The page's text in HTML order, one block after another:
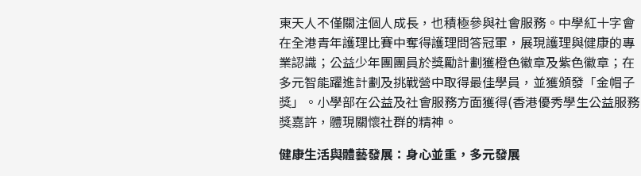
東天人不僅關注個人成長，也積極參與社會服務。中學紅十字會
在全港青年護理比賽中奪得護理問答冠軍，展現護理與健康的專
業認識；公益少年團團員於獎勵計劃獲橙色徽章及紫色徽章；在
多元智能躍進計劃及挑戰營中取得最佳學員，並獲頒發「金帽子
獎」。小學部在公益及社會服務方面獲得(香港優秀學生公益服務
獎嘉許，體現關懷社群的精神。
健康生活與體藝發展：身心並重，多元發展